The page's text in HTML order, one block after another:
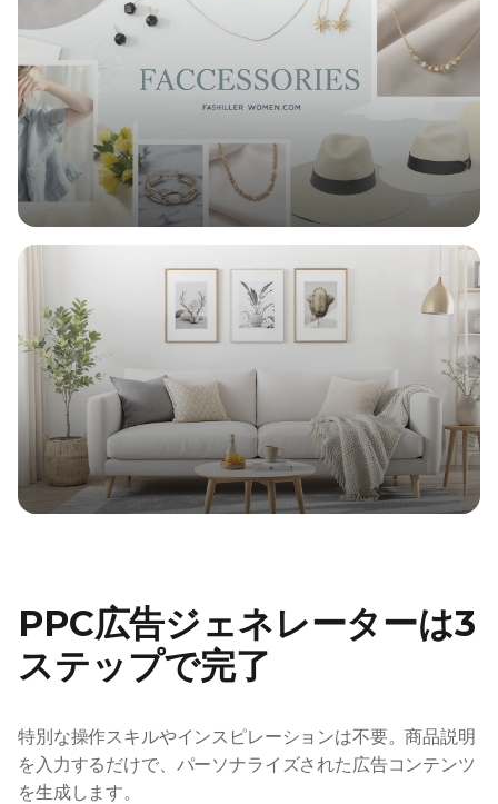
PPC広告ジェネレーターは3
ステップで完了
特別な操作スキルやインスピレーションは不要。商品説明
を入力するだけで、パーソナライズされた広告コンテンツ
を生成します。